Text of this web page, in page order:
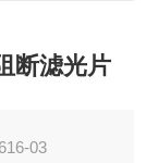
断滤光片
03